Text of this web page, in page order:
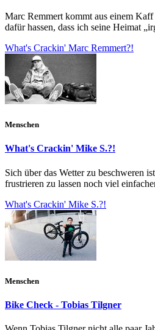
Marc Remmert kommt aus einem
dafür hassen, dass ich seine Heimat
What's Crackin' Marc Remmert?!
Menschen
What's Crackin' Mike S.?!
Sich über das Wetter zu beschweren
frustrieren zu lassen noch viel
What's Crackin' Mike S.?!
Menschen
Bike Check - Tobias Tilgner